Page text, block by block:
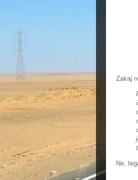
Zakaj
Ne,